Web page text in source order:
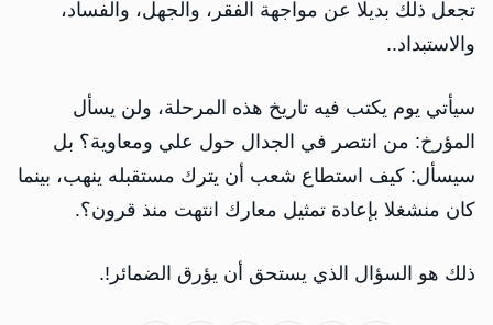
تجعل ذلك بديلا عن مواجهة الفقر، والجهل، والفساد،
والاستبداد..
سيأتي يوم يكتب فيه تاريخ هذه المرحلة، ولن يسأل
المؤرخ: من انتصر في الجدال حول علي ومعاوية؟ بل
سيسأل: كيف استطاع شعب أن يترك مستقبله ينهب، بينما
كان منشغلا بإعادة تمثيل معارك انتهت منذ قرون؟.
ذلك هو السؤال الذي يستحق أن يؤرق الضمائر!.